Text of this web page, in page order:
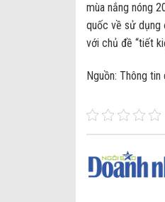
mùa nắng nóng
quốc về sử dụng
với chủ đề “tiết
Nguồn: Thông tin